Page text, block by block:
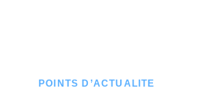
POINTS D’ACTUALITÉ